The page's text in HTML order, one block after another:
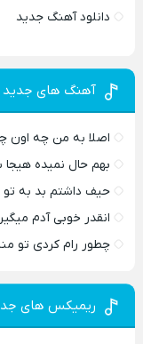
دانلود آهنگ جدید
آهنگ های جدید
اصلا به من چه
بهم حال نمیده
حیف داشتم بد به تو
انقدر خوبی آدم
چطور رام کردی تو
ریمیکس های